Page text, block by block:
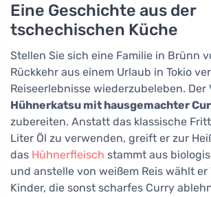
Eine Geschichte aus der
tschechischen Küche
Stellen Sie sich eine Familie in Brünn
Rückkehr aus einem Urlaub in Tokio
Reiseerlebnisse wiederzubeleben. Der
Hühnerkatsu mit hausgemachter
zubereiten. Anstatt das klassische
Liter Öl zu verwenden, greift er zur
das Hühnerfleisch stammt aus
und anstelle von weißem Reis wählt er
Kinder, die sonst scharfes Curry